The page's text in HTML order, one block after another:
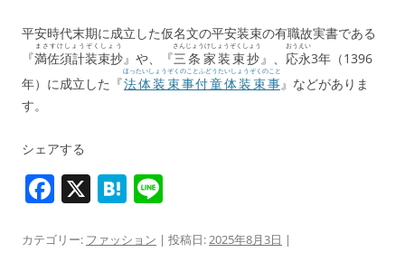
平安時代末期に成立した仮名文の平安装束の有職故実書である
『満佐須計装束抄
まさすけしょうぞくしょう
』や、『三条家装束抄
さんじょうけしょうぞくしょう
』、 応永
おうえい
3年（1396
年）に成立した『法体装束事付童体装束事
ほったいしょうぞくのことふどうたいしょうぞくのこと
』などがありま
す。
シェアする
F
c
X H
e e
カテゴリー: ファッション | 投稿日:2025年8月3日 |